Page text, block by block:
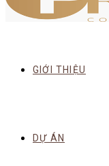
GIỚI THIỆU
DỰ ÁN